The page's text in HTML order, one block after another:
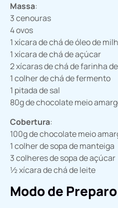
Massa:
3 cenouras
4 ovos
1 xícara de chá de óleo de
1 xícara de chá de açúcar
2 xícaras de chá de farinha
1 colher de chá de fermento
1 pitada de sal
80g de chocolate meio
Cobertura:
100g de chocolate meio
1 colher de sopa de manteiga
3 colheres de sopa de açúcar
½ xícara de chá de leite
Modo de Preparo